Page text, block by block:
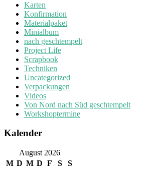
Karten
Konfirmation
Materialpaket
Minialbum
nach geschtempelt
Project Life
Scrapbook
Techniken
Uncategorized
Verpackungen
Videos
Von Nord nach Süd geschtempelt
Workshoptermine
Kalender
August 2026
M D M D F S
S